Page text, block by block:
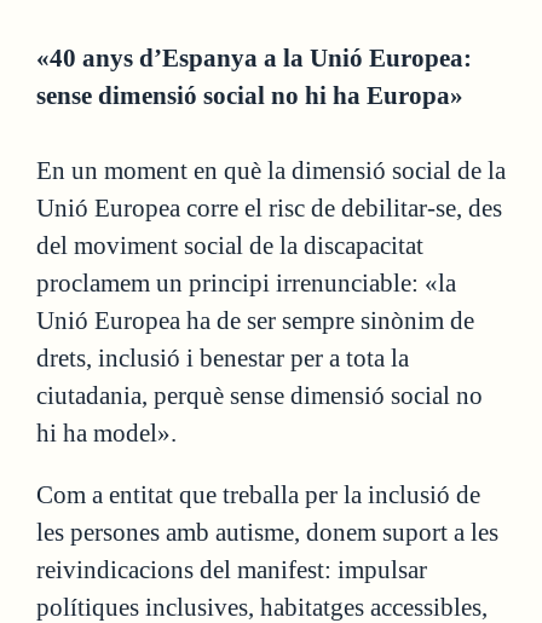
«40 anys d’Espanya a la Unió Europea:
sense dimensió social no hi ha Europa»
En un moment en què la dimensió social de la
Unió Europea corre el risc de debilitar-se, des
del moviment social de la discapacitat
proclamem un principi irrenunciable: «la
Unió Europea ha de ser sempre sinònim de
drets, inclusió i benestar per a tota la
ciutadania, perquè sense dimensió social no
hi ha model».
Com a entitat que treballa per la inclusió de
les persones amb autisme, donem suport a les
reivindicacions del manifest: impulsar
polítiques inclusives, habitatges accessibles,